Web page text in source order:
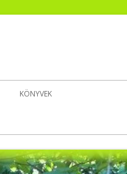
KÖNYVEK